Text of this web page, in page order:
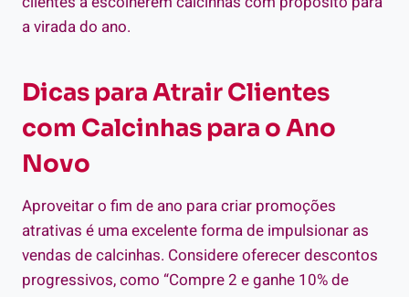
a virada do ano.
Dicas para Atrair Clientes
com Calcinhas para o Ano
Novo
Aproveitar o fim de ano para criar promoções
atrativas é uma excelente forma de impulsionar as
vendas de calcinhas. Considere oferecer descontos
progressivos, como “Compre 2 e ganhe 10% de